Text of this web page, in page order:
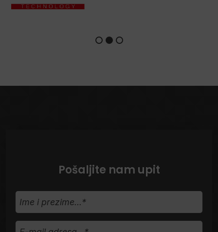
Pošaljite nam upit
Ime
prezime...
E-